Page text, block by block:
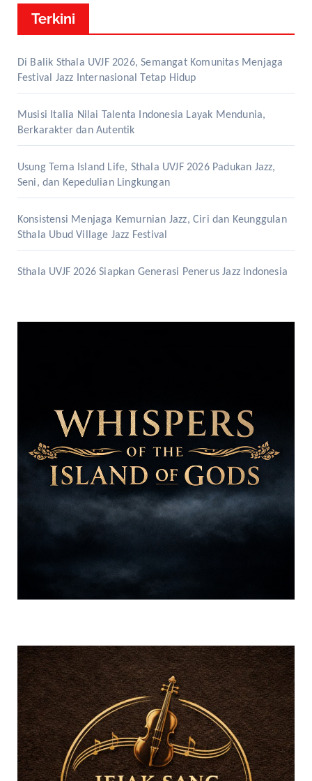
Terkini
Di Balik Sthala UVJF 2026, Semangat Komunitas Menjaga
Festival Jazz Internasional Tetap Hidup
Musisi Italia Nilai Talenta Indonesia Layak Mendunia,
Berkarakter dan Autentik
Usung Tema Island Life, Sthala UVJF 2026 Padukan Jazz,
Seni, dan Kepedulian Lingkungan
Konsistensi Menjaga Kemurnian Jazz, Ciri dan Keunggulan
Sthala Ubud Village Jazz Festival
Sthala UVJF 2026 Siapkan Generasi Penerus Jazz Indonesia